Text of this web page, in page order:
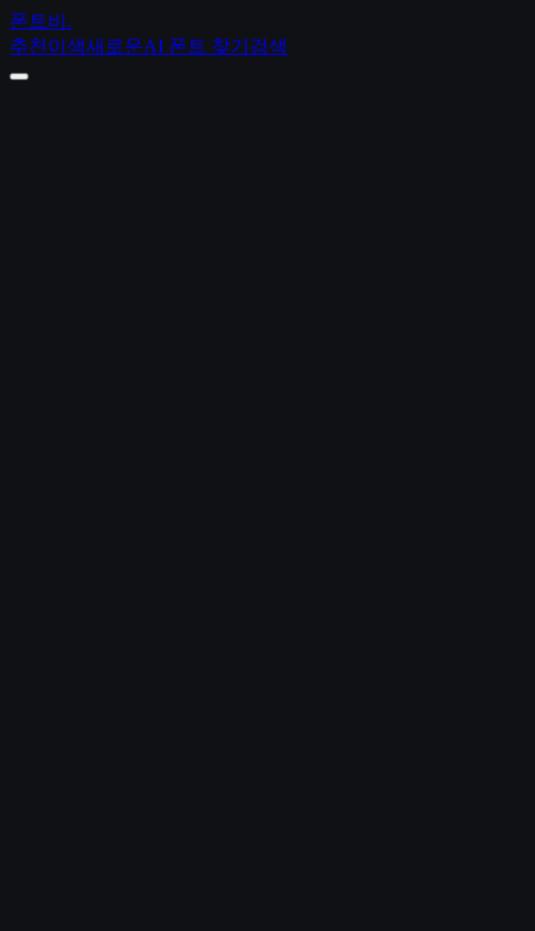
폰트비 .
추천 이색새로운AI 폰트 찾기 검색